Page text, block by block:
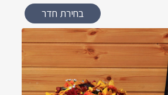
בחירת חדר